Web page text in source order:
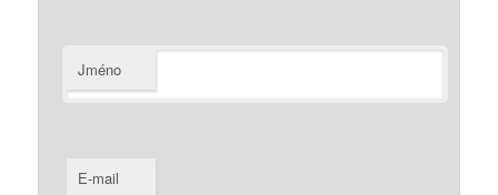
Jméno
E-mail